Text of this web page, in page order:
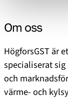
Om oss
HögforsGST är
specialiserat
och
värme- och